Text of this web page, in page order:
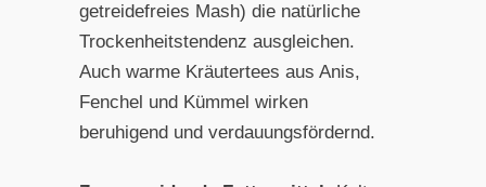
getreidefreies Mash) die natürliche
Trockenheitstendenz ausgleichen.
Auch warme Kräutertees aus Anis,
Fenchel und Kümmel wirken
beruhigend und verdauungsfördernd.